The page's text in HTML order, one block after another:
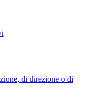
di direzione o di